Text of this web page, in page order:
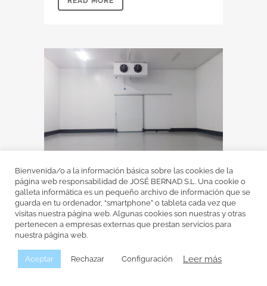
MERCAMADRID
Bernad® refrigeración concluye con
éxito unas nuevas instalaciones de frío
instalaciones frigoríficas han sido
Bienvenida/o a la información básica sobre las cookies de la
página web responsabilidad de JOSÉ BERNAD S.L. Una cookie o
galleta informática es un pequeño archivo de información que se
guarda en tu ordenador, “smartphone” o tableta cada vez que
visitas nuestra página web. Algunas cookies son nuestras y otras
pertenecen a empresas externas que prestan servicios para
nuestra página web.
Aceptar Rechazar Configuración Leer más